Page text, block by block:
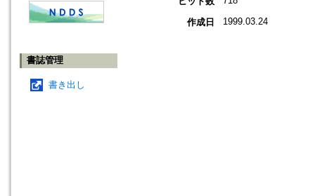
書誌管理
書き出し
作成日 1999.03.24